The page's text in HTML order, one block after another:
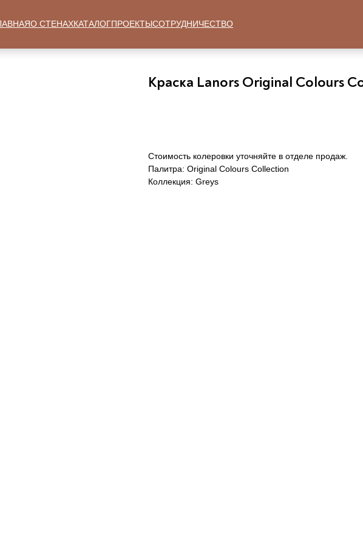
Краска Lanors Original Colours
Стоимость колеровки уточняйте в отделе продаж.
Палитра: Original Colours Collection
Коллекция: Greys
О СТЕНАХКАТАЛОГПРОЕКТЫСОТРУДНИЧЕСТВО